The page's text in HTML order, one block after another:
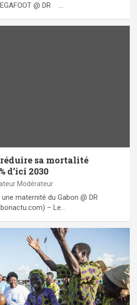
@ DR …
sa mortalité
d’ici 2030
Modérateur
maternité du Gabon @ DR
– Le…